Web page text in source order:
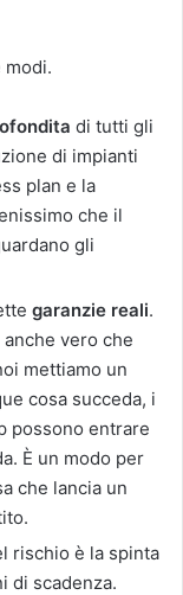
modi.
di tutti gli
di impianti
plan e la
che il
gli
garanzie reali.
vero che
mettiamo un
cosa succeda, i
possono entrare
È un modo per
che lancia un
rischio è la spinta
di scadenza.